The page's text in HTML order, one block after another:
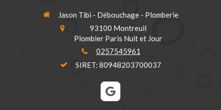
Jason Tibi - Débouchage - Plomberie
93100 Montreuil
Plombier Paris Nuit et Jour
0257545961
SIRET: 80948203700037